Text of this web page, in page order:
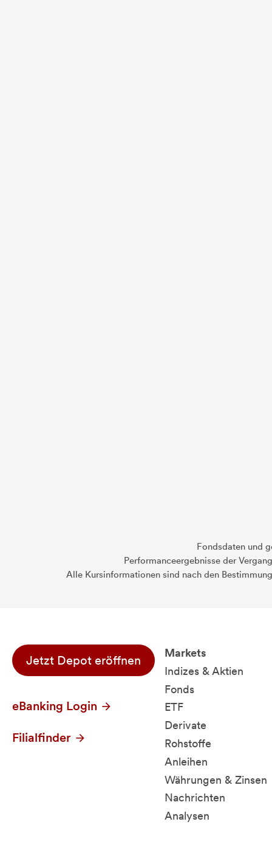
Fondsdaten und
Performanceergebnisse der
Alle Kursinformationen sind nach den
Jetzt Depot eröffnen
eBanking Login
Filialfinder
Markets
Indizes & Aktien
Fonds
ETF
Derivate
Rohstoffe
Anleihen
Währungen & Zinsen
Nachrichten
Analysen